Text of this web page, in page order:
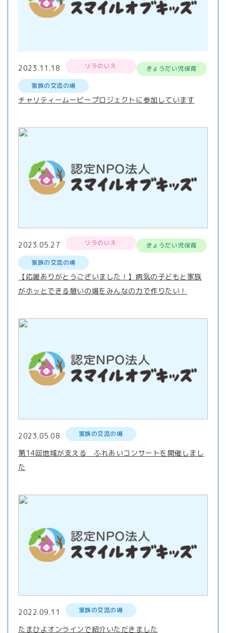
2023.11.18 リラのいえ
きょうだい児保育
家族の交流の場
チャリティームービープロジェクトに参加しています
2023.05.27 リラのいえ
きょうだい児保育
家族の交流の場
【応援ありがとうございました！】病気の子どもと家族
がホッとできる憩いの場をみんなの力で作りたい！
2023.05.08 家族の交流の場
第14回地域が支える ふれあいコンサートを開催しまし
た
2022.09.11 家族の交流の場
たまひよオンラインで紹介いただきました